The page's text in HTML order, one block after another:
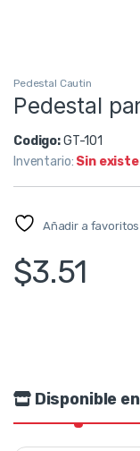
Pedestal Cautin
Pedestal
Codigo:GT-101
Inventario: Sin
Añadir a favoritos
$3.51
Disponible